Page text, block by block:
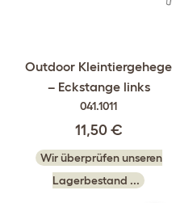
Outdoor Kleintiergehege
– Eckstange links
041.1011
11,50 €
Wir überprüfen unseren
Lagerbestand ...